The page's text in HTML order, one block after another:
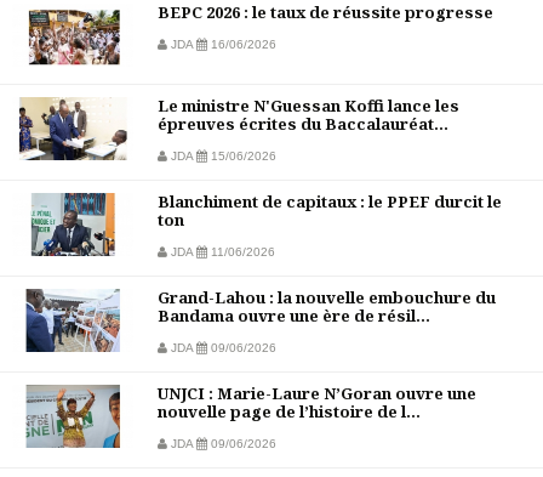
BEPC 2026 : le taux de réussite progresse
JDA 16/06/2026
Le ministre N'Guessan Koffi lance les
épreuves écrites du Baccalauréat...
JDA 15/06/2026
Blanchiment de capitaux : le PPEF durcit le
ton
JDA 11/06/2026
Grand-Lahou : la nouvelle embouchure du
Bandama ouvre une ère de résil...
JDA 09/06/2026
UNJCI : Marie-Laure N’Goran ouvre une
nouvelle page de l’histoire de l...
JDA 09/06/2026